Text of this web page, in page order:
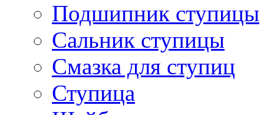
Подшипник ступицы
Сальник ступицы
Смазка для ступиц
Ступица